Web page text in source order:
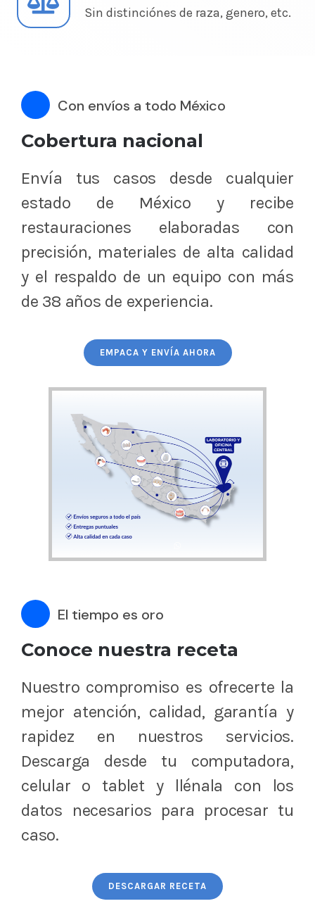
Sin distinciónes de raza, genero, etc.
Con envíos a todo México
Cobertura nacional
Envía tus casos desde cualquier
estado de México y recibe
restauraciones elaboradas con
precisión, materiales de alta calidad
y el respaldo de un equipo con más
de 38 años de experiencia.
EMPACA Y ENVÍA AHORA
El tiempo es oro
Conoce nuestra receta
Nuestro compromiso es ofrecerte la
mejor atención, calidad, garantía y
rapidez en nuestros servicios.
Descarga desde tu computadora,
celular o tablet y llénala con los
datos necesarios para procesar tu
caso.
DESCARGAR RECETA